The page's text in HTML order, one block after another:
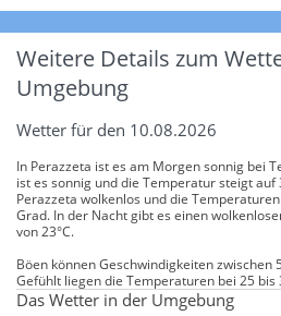
Weitere Details zum
Umgebung
Wetter für den 10.08.2026
In Perazzeta ist es am Morgen sonnig bei
ist es sonnig und die Temperatur steigt auf
Perazzeta wolkenlos und die
Grad. In der Nacht gibt es einen
von 23°C.
Böen können Geschwindigkeiten zwischen
Gefühlt liegen die Temperaturen bei 25 bis
Das Wetter in der Umgebung